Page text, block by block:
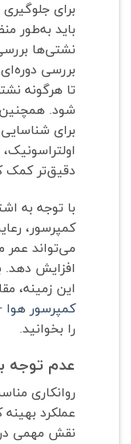
برای
باید به‌طور
نشتی‌ها
بررسی
تا هرگونه
شود.
برای
دقیق‌تر کمک
با توجه به
کمپرسور،
می‌تواند
افزایش دهد.
این زمینه،
کمپرسور هوا
را بخوانید.
عدم توجه
روانکاری
عملکرد
نقش مهمی